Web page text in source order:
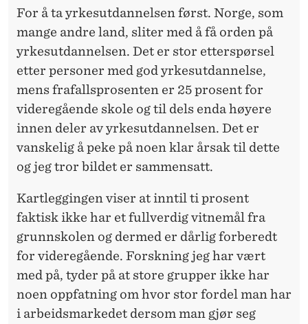
For å ta yrkesutdannelsen først. Norge, som
mange andre land, sliter med å få orden på
yrkesutdannelsen. Det er stor etterspørsel
etter personer med god yrkesutdannelse,
mens frafallsprosenten er 25 prosent for
videregående skole og til dels enda høyere
innen deler av yrkesutdannelsen. Det er
vanskelig å peke på noen klar årsak til dette
og jeg tror bildet er sammensatt.
Kartleggingen viser at inntil ti prosent
faktisk ikke har et fullverdig vitnemål fra
grunnskolen og dermed er dårlig forberedt
for videregående. Forskning jeg har vært
med på, tyder på at store grupper ikke har
noen oppfatning om hvor stor fordel man har
i arbeidsmarkedet dersom man gjør seg